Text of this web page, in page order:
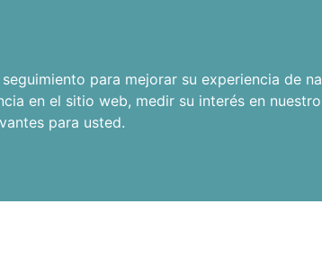
para mejorar su experiencia de
en el sitio web, medir su interés en
para usted.